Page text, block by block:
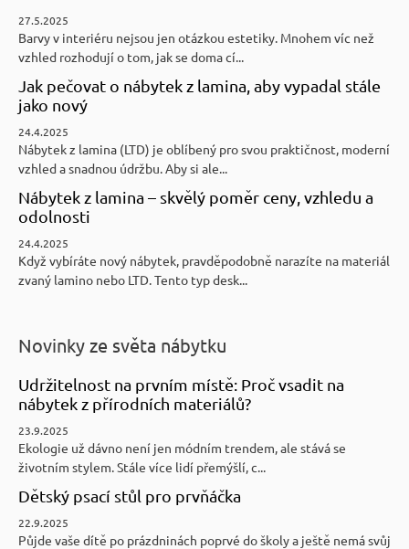
27.5.2025
Barvy v interiéru nejsou jen otázkou estetiky. Mnohem víc než
vzhled rozhodují o tom, jak se doma cí...
Jak pečovat o nábytek z lamina, aby vypadal stále
jako nový
24.4.2025
Nábytek z lamina (LTD) je oblíbený pro svou praktičnost, moderní
vzhled a snadnou údržbu. Aby si ale...
Nábytek z lamina – skvělý poměr ceny, vzhledu a
odolnosti
24.4.2025
Když vybíráte nový nábytek, pravděpodobně narazíte na materiál
zvaný lamino nebo LTD. Tento typ desk...
Novinky ze světa nábytku
Udržitelnost na prvním místě: Proč vsadit na
nábytek z přírodních materiálů?
23.9.2025
Ekologie už dávno není jen módním trendem, ale stává se
životním stylem. Stále více lidí přemýšlí, c...
Dětský psací stůl pro prvňáčka
22.9.2025
Půjde vaše dítě po prázdninách poprvé do školy a ještě nemá svůj